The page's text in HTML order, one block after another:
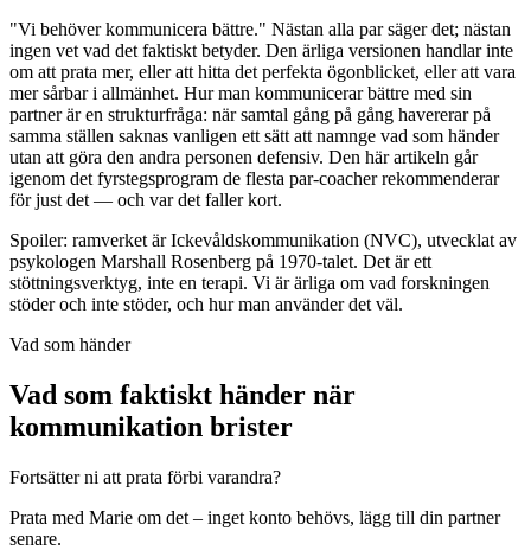
"Vi behöver kommunicera bättre." Nästan alla par säger det; nästan
ingen vet vad det faktiskt betyder. Den ärliga versionen handlar inte
om att prata mer, eller att hitta det perfekta ögonblicket, eller att vara
mer sårbar i allmänhet. Hur man kommunicerar bättre med sin
partner är en strukturfråga: när samtal gång på gång havererar på
samma ställen saknas vanligen ett sätt att namnge vad som händer
utan att göra den andra personen defensiv. Den här artikeln går
igenom det fyrstegsprogram de flesta par-coacher rekommenderar
för just det — och var det faller kort.
Spoiler: ramverket är Ickevåldskommunikation (NVC), utvecklat av
psykologen Marshall Rosenberg på 1970-talet. Det är ett
stöttningsverktyg, inte en terapi. Vi är ärliga om vad forskningen
stöder och inte stöder, och hur man använder det väl.
Vad som händer
Vad som faktiskt händer när
kommunikation brister
Fortsätter ni att prata förbi varandra?
Prata med Marie om det – inget konto behövs, lägg till din partner
senare.